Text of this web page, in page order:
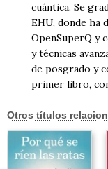
cuántica. Se
EHU, donde ha
OpenSuperQ y
y técnicas
de posgrado y
primer libro,
Otros títulos